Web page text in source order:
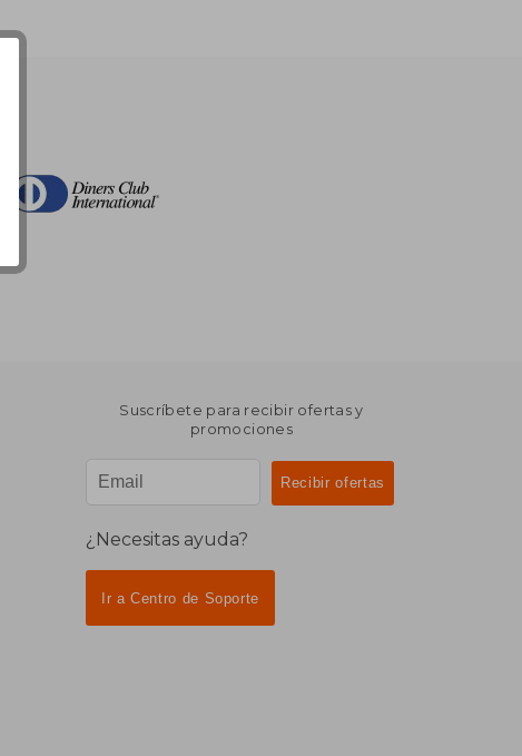
Suscríbete para recibir ofertas y
promociones
¿Necesitas ayuda?
Ir a Centro de Soporte